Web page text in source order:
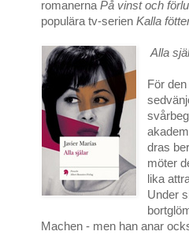
romanernaPå vinst och
populära tv-serien Kalla
Alla
För
dras
möter
lika
Under
Machen - men han anar